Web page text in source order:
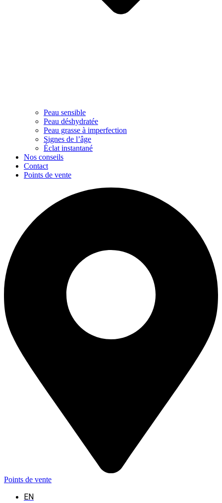
Peau sensible
Peau déshydratée
Peau grasse à imperfection
Signes de l’âge
Éclat instantané
Nos conseils
Contact
Points de vente
Points de vente
EN